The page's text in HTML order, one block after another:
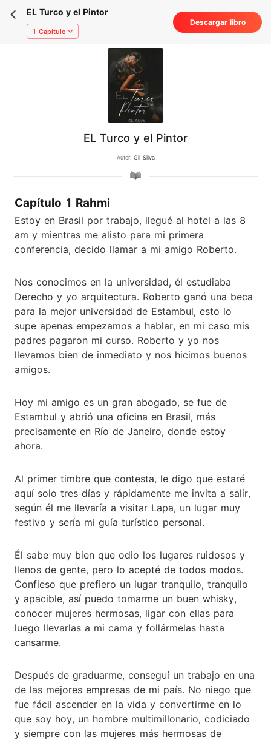
EL Turco y el Pintor
1 Capítulo
Descargar libro
EL Turco y el Pintor
Autor: Gil Silva
Capítulo 1 Rahmi
Estoy en Brasil por trabajo, llegué al hotel a las 8
am y mientras me alisto para mi primera
conferencia, decido llamar a mi amigo Roberto.
Nos conocimos en la universidad, él estudiaba
Derecho y yo arquitectura. Roberto ganó una beca
para la mejor universidad de Estambul, esto lo
supe apenas empezamos a hablar, en mi caso mis
padres pagaron mi curso. Roberto y yo nos
llevamos bien de inmediato y nos hicimos buenos
amigos.
Hoy mi amigo es un gran abogado, se fue de
Estambul y abrió una oficina en Brasil, más
precisamente en Río de Janeiro, donde estoy
ahora.
Al primer timbre que contesta, le digo que estaré
aquí solo tres días y rápidamente me invita a salir,
según él me llevaría a visitar Lapa, un lugar muy
festivo y sería mi guía turístico personal.
Él sabe muy bien que odio los lugares ruidosos y
llenos de gente, pero lo acepté de todos modos.
Confieso que prefiero un lugar tranquilo, tranquilo
y apacible, así puedo tomarme un buen whisky,
conocer mujeres hermosas, ligar con ellas para
luego llevarlas a mi cama y follármelas hasta
cansarme.
Después de graduarme, conseguí un trabajo en una
de las mejores empresas de mi país. No niego que
fue fácil ascender en la vida y convertirme en lo
que soy hoy, un hombre multimillonario, codiciado
y siempre con las mujeres más hermosas de